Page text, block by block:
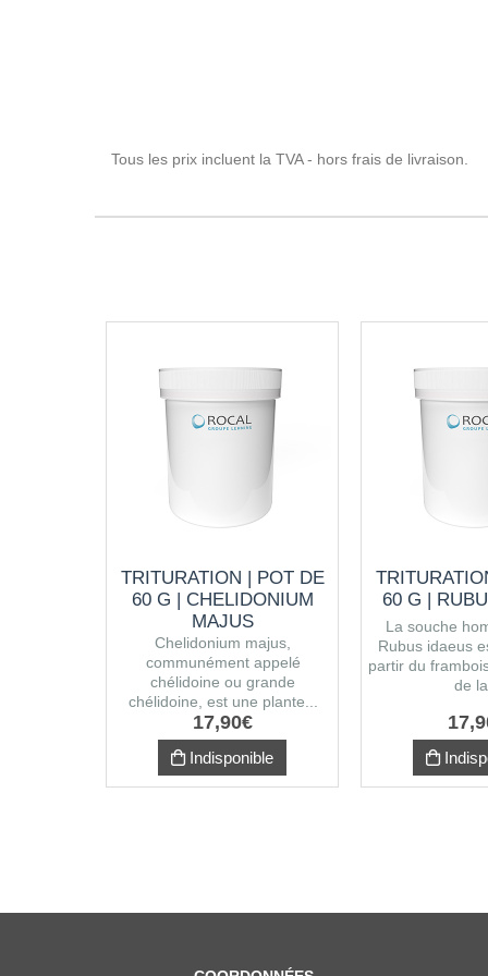
Tous les prix incluent la TVA - hors frais de livraison.
TRITURATION | POT DE
60 G | CHELIDONIUM
MAJUS
Chelidonium majus,
communément appelé
chélidoine ou grande
chélidoine, est une plante...
17,90€
Indisponible
60 G |
La souche
Rubus idaeus
partir du
de
17,